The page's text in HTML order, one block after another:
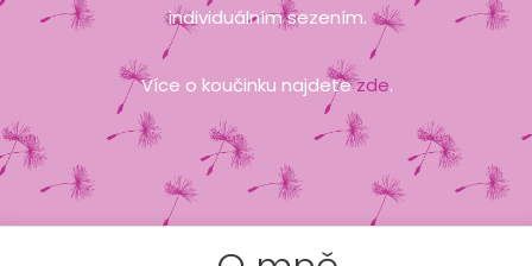
individuálním sezením.
Více o koučinku najdetezde.